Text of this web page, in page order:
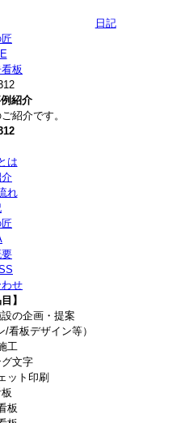
日記
板
紹介
紹介です。
は
れ
せ
】
の企画・提案
看板デザイン等）
工
文字
ット印刷
板
板